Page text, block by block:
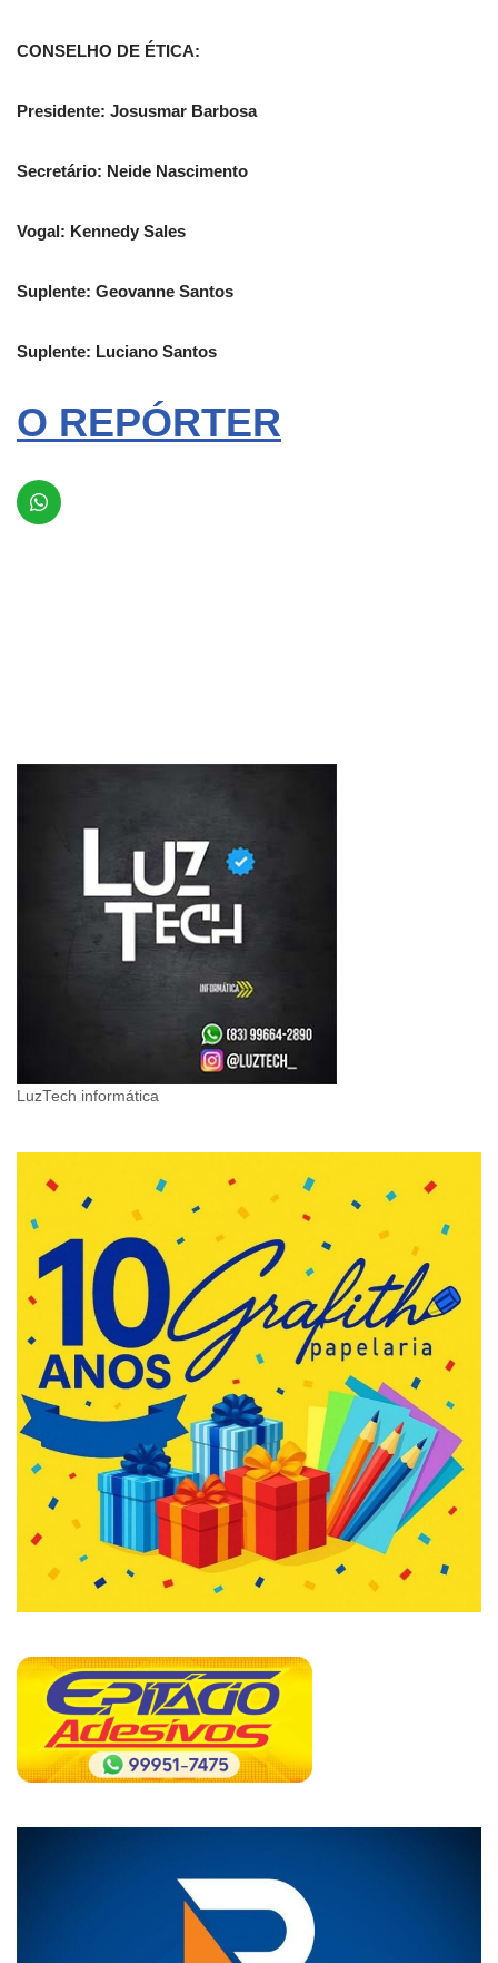
CONSELHO DE ÉTICA:
Presidente: Josusmar Barbosa
Secretário: Neide Nascimento
Vogal: Kennedy Sales
Suplente: Geovanne Santos
Suplente: Luciano Santos
O REPÓRTER
LuzTech informática